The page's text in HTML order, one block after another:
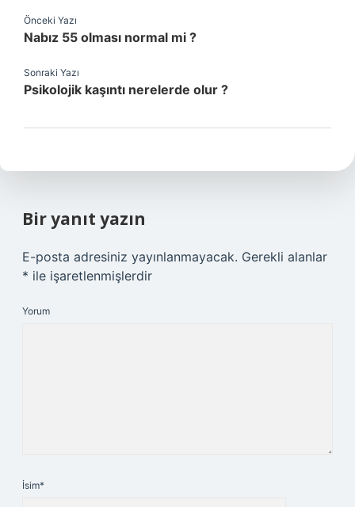
Önceki Yazı
Nabız 55 olması normal mi ?
Sonraki Yazı
Psikolojik kaşıntı nerelerde olur ?
Bir yanıt yazın
E-posta adresiniz yayınlanmayacak. Gerekli alanlar
* ile işaretlenmişlerdir
Yorum
İsim*